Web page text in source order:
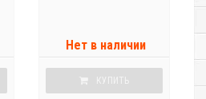
Нет в наличии
КУПИТЬ